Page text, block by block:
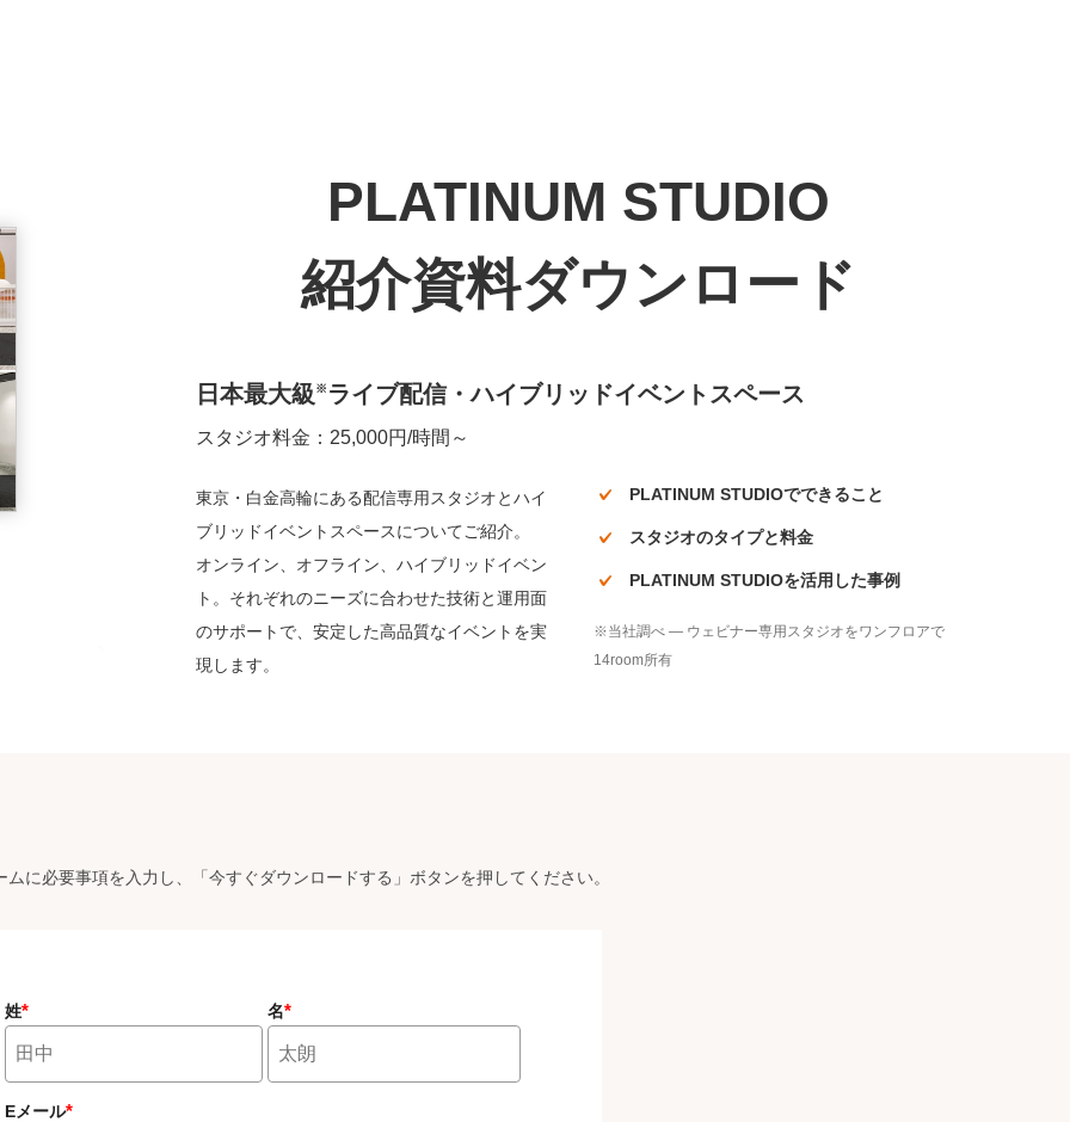
PLATINUM STUDIO
紹介資料ダウンロード
日本最大級 ※ ライブ配信・ハイブリッドイベントスペース
スタジオ料金：25,000円/時間～
東京・白金高輪にある配信専用スタジオとハイ
ブリッドイベントスペースについてご紹介。
オンライン、オフライン、ハイブリッドイベン
ト。それぞれのニーズに合わせた技術と運用面
のサポートで、安定した高品質なイベントを実
現します。
PLATINUM STUDIOでできること
スタジオのタイプと料金
PLATINUM STUDIOを活用した事例
※当社調べ — ウェビナー専用スタジオをワンフロアで
14room所有
ムに必要事項を入力し、「今すぐダウンロードする」ボタンを押してください。
姓* 名*
Eメール*